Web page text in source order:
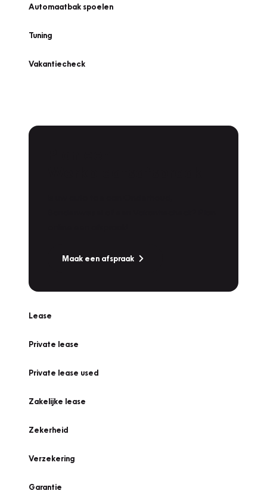
Automaatbak spoelen
Tuning
Vakantiecheck
Maak een afspraak
Lease
Private lease
Private lease used
Zakelijke lease
Zekerheid
Verzekering
Garantie